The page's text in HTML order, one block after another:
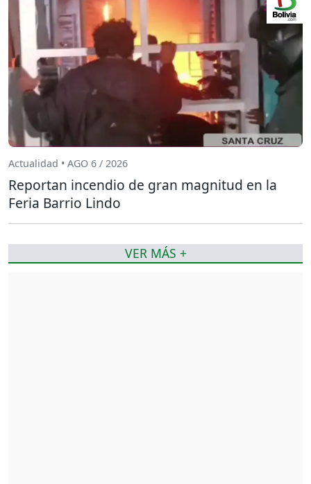
Actualidad • AGO 6 / 2026
Reportan incendio de gran magnitud en la
Feria Barrio Lindo
VER MÁS +